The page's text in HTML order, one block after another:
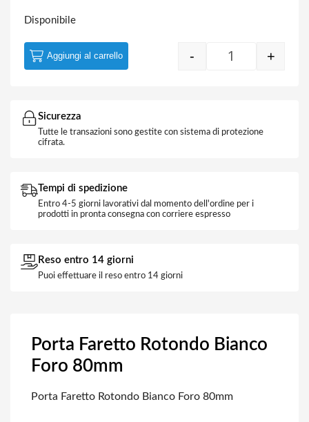
Disponibile
Porta Faretto
- +
Aggiungi al carrello
Sicurezza
Tutte le transazioni sono gestite con sistema di protezione
cifrata.
Tempi di spedizione
Entro 4-5 giorni lavorativi dal momento dell'ordine per i
prodotti in pronta consegna con corriere espresso
Reso entro 14 giorni
Puoi effettuare il reso entro 14 giorni
Porta Faretto Rotondo Bianco
Foro 80mm
Porta Faretto Rotondo Bianco Foro 80mm